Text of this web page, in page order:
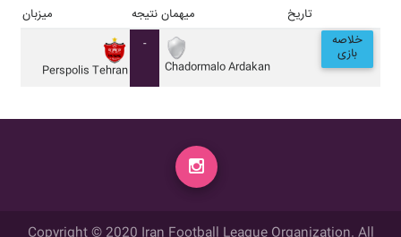
میزبان نتیجه میهمان تاریخ
Perspolis Tehran
-
Chadormalo Ardakan
خلاصه
بازی